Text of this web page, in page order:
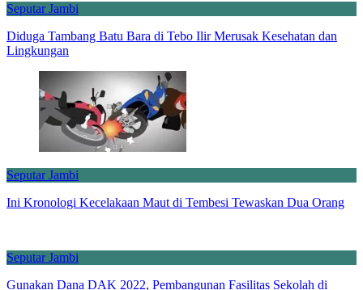
Seputar Jambi
Diduga Tambang Batu Bara di Tebo Ilir Merusak Kesehatan dan
Lingkungan
Seputar Jambi
Ini Kronologi Kecelakaan Maut di Tembesi Tewaskan Dua Orang
Seputar Jambi
Gunakan Dana DAK 2022, Pembangunan Fasilitas Sekolah di